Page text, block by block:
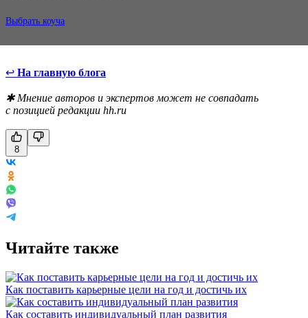
Выбрать коуча
↩ На главную блога
✱ Мнение авторов и экспертов может не совпадать
с позицией редакции hh.ru
8
Читайте также
Как поставить карьерные цели на год и достичь их
Как составить индивидуальный план развития